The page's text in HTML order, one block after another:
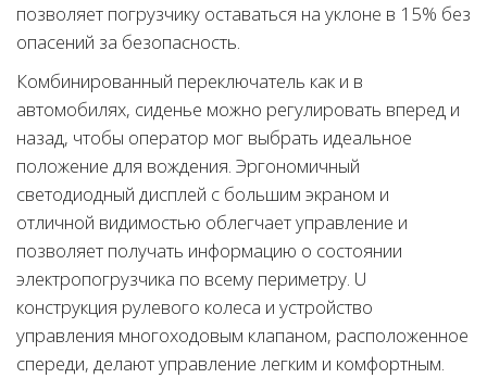
позволяет погрузчику оставаться на уклоне в 15% без
опасений за безопасность.
Комбинированный переключатель как и в
автомобилях, сиденье можно регулировать вперед и
назад, чтобы оператор мог выбрать идеальное
положение для вождения. Эргономичный
светодиодный дисплей с большим экраном и
отличной видимостью облегчает управление и
позволяет получать информацию о состоянии
электропогрузчика по всему периметру. U
конструкция рулевого колеса и устройство
управления многоходовым клапаном, расположенное
спереди, делают управление легким и комфортным.